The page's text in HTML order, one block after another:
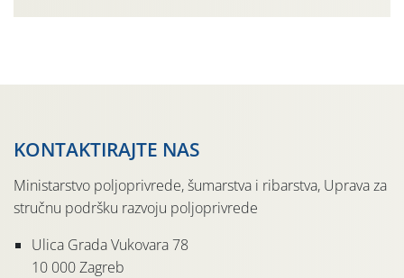
KONTAKTIRAJTE NAS
Ministarstvo poljoprivrede, šumarstva i ribarstva, Uprava za
stručnu podršku razvoju poljoprivrede
Ulica Grada Vukovara 78
10 000 Zagreb